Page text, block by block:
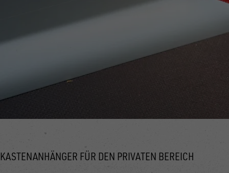
KASTENANHÄNGER FÜR DEN PRIVATEN BEREICH